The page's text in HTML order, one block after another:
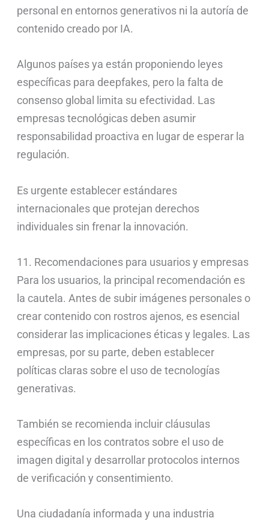
personal en entornos generativos ni la autoría de
contenido creado por IA.
Algunos países ya están proponiendo leyes
específicas para deepfakes, pero la falta de
consenso global limita su efectividad. Las
empresas tecnológicas deben asumir
responsabilidad proactiva en lugar de esperar la
regulación.
Es urgente establecer estándares
internacionales que protejan derechos
individuales sin frenar la innovación.
11. Recomendaciones para usuarios y empresas
Para los usuarios, la principal recomendación es
la cautela. Antes de subir imágenes personales o
crear contenido con rostros ajenos, es esencial
considerar las implicaciones éticas y legales. Las
empresas, por su parte, deben establecer
políticas claras sobre el uso de tecnologías
generativas.
También se recomienda incluir cláusulas
específicas en los contratos sobre el uso de
imagen digital y desarrollar protocolos internos
de verificación y consentimiento.
Una ciudadanía informada y una industria